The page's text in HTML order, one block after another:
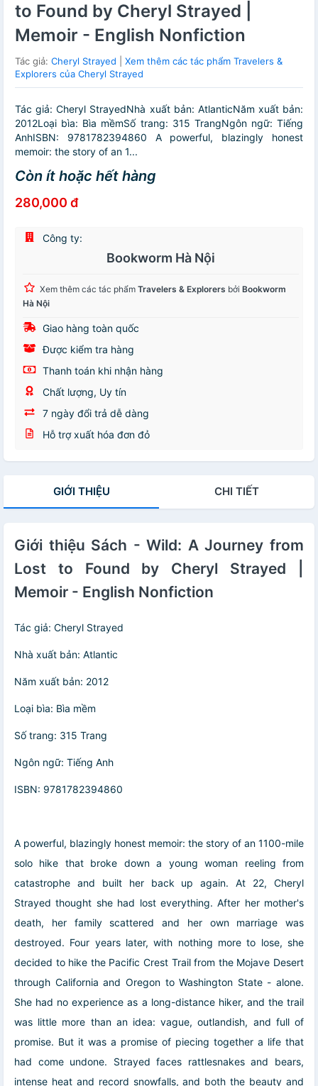
to Found by Cheryl Strayed |
Memoir - English Nonfiction
Tác giả: Cheryl Strayed
Xem thêm các tác phẩm Travelers &
Explorers của Cheryl Strayed
Tác giả: Cheryl StrayedNhà xuất bản: AtlanticNăm xuất bản:
2012Loại bìa: Bìa mềmSố trang: 315 TrangNgôn ngữ: Tiếng
AnhISBN: 9781782394860 A powerful, blazingly honest
memoir: the story of an 1...
Còn ít hoặc hết hàng
280,000 đ
Công ty:
Bookworm Hà Nội
Xem thêm các tác phẩm Travelers & Explorers bởi Bookworm
Hà Nội
Giao hàng toàn quốc
Được kiểm tra hàng
Thanh toán khi nhận hàng
Chất lượng, Uy tín
7 ngày đổi trả dễ dàng
Hỗ trợ xuất hóa đơn đỏ
GIỚI THIỆU CHI TIẾT
Giới thiệu Sách - Wild: A Journey from
Lost to Found by Cheryl Strayed |
Memoir - English Nonfiction
Tác giả: Cheryl Strayed
Nhà xuất bản: Atlantic
Năm xuất bản: 2012
Loại bìa: Bìa mềm
Số trang: 315 Trang
Ngôn ngữ: Tiếng Anh
ISBN: 9781782394860
A powerful, blazingly honest memoir: the story of an 1100-mile
solo hike that broke down a young woman reeling from
catastrophe and built her back up again. At 22, Cheryl
Strayed thought she had lost everything. After her mother's
death, her family scattered and her own marriage was
destroyed. Four years later, with nothing more to lose, she
decided to hike the Pacific Crest Trail from the Mojave Desert
through California and Oregon to Washington State - alone.
She had no experience as a long-distance hiker, and the trail
was little more than an idea: vague, outlandish, and full of
promise. But it was a promise of piecing together a life that
had come undone. Strayed faces rattlesnakes and bears,
intense heat and record snowfalls, and both the beauty and